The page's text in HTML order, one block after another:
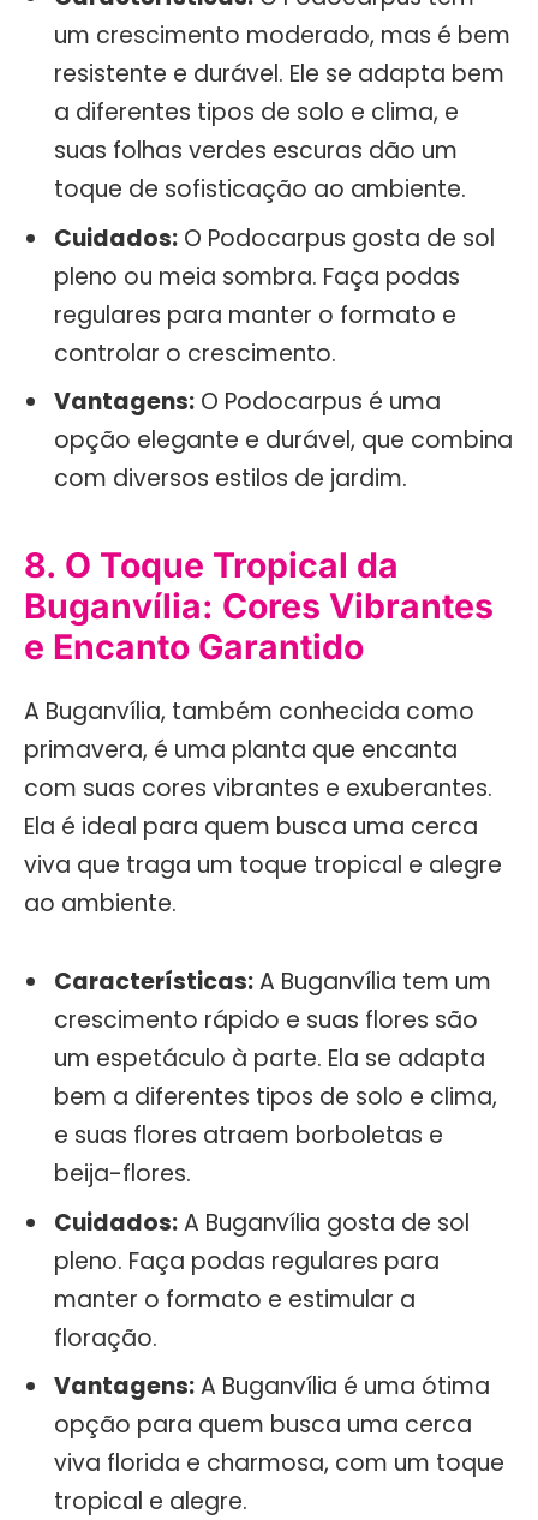
um crescimento moderado, mas é bem
resistente e durável. Ele se adapta bem
a diferentes tipos de solo e clima, e
suas folhas verdes escuras dão um
toque de sofisticação ao ambiente.
Cuidados: O Podocarpus gosta de sol
pleno ou meia sombra. Faça podas
regulares para manter o formato e
controlar o crescimento.
Vantagens: O Podocarpus é uma
opção elegante e durável, que combina
com diversos estilos de jardim.
8. O Toque Tropical da
Buganvília: Cores Vibrantes
e Encanto Garantido
A Buganvília, também conhecida como
primavera, é uma planta que encanta
com suas cores vibrantes e exuberantes.
Ela é ideal para quem busca uma cerca
viva que traga um toque tropical e alegre
ao ambiente.
Características:A Buganvília tem um
crescimento rápido e suas flores são
um espetáculo à parte. Ela se adapta
bem a diferentes tipos de solo e clima,
e suas flores atraem borboletas e
beija-flores.
Cuidados:A Buganvília gosta de sol
pleno. Faça podas regulares para
manter o formato e estimular a
floração.
Vantagens:A Buganvília é uma ótima
opção para quem busca uma cerca
viva florida e charmosa, com um toque
tropical e alegre.